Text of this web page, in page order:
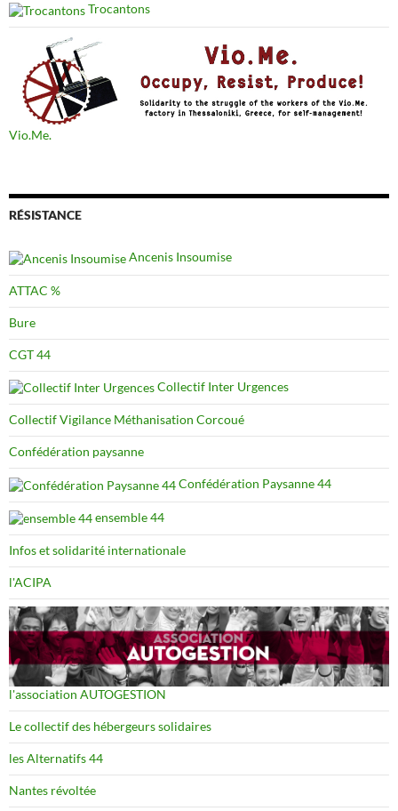
Trocantons
Vio.Me.
RÉSISTANCE
Ancenis Insoumise
ATTAC %
Bure
CGT 44
Collectif Inter Urgences
Collectif Vigilance Méthanisation Corcoué
Confédération paysanne
Confédération Paysanne 44
ensemble 44
Infos et solidarité internationale
l'ACIPA
l'association AUTOGESTION
Le collectif des hébergeurs solidaires
les Alternatifs 44
Nantes révoltée